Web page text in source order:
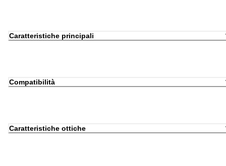
Caratteristiche principali
Compatibilità
Caratteristiche ottiche